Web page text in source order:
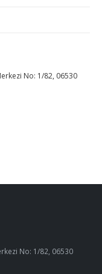
No: 1/82, 06530
No: 1/82, 06530